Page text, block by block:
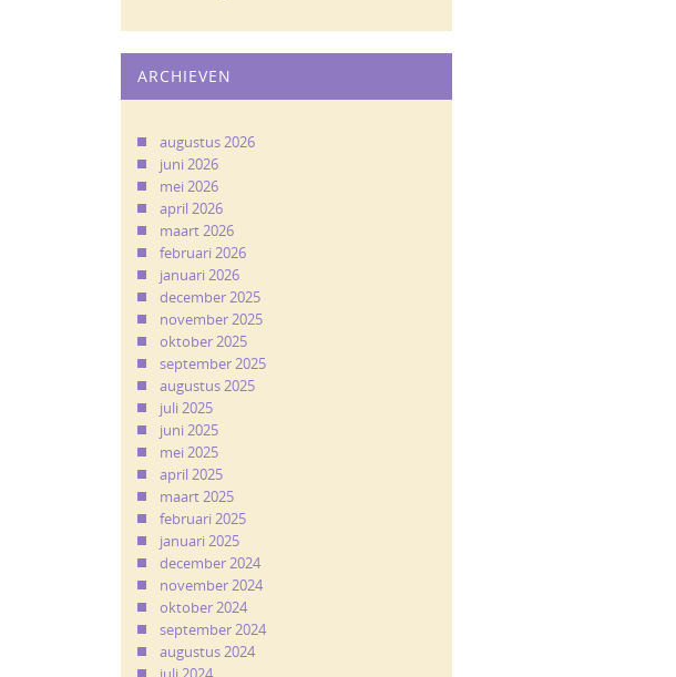
ARCHIEVEN
augustus 2026
juni 2026
mei 2026
april 2026
maart 2026
februari 2026
januari 2026
december 2025
november 2025
oktober 2025
september 2025
augustus 2025
juli 2025
juni 2025
mei 2025
april 2025
maart 2025
februari 2025
januari 2025
december 2024
november 2024
oktober 2024
september 2024
augustus 2024